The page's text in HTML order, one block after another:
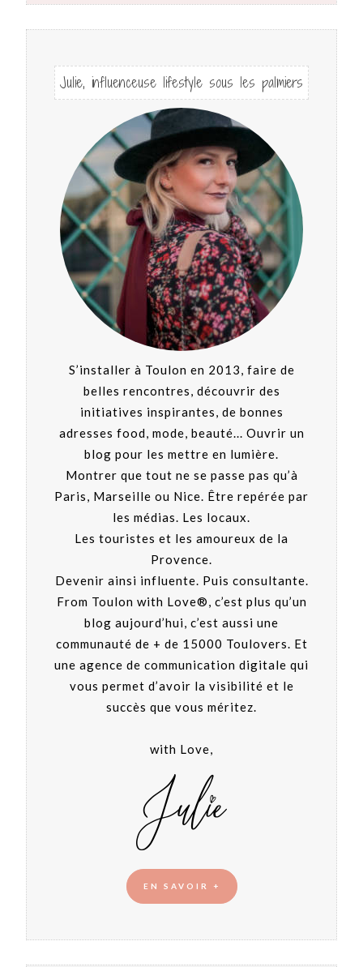
Julie, influenceuse lifestyle sous les palmiers
S’installer à Toulon en 2013, faire de
belles rencontres, découvrir des
initiatives inspirantes, de bonnes
adresses food, mode, beauté... Ouvrir un
blog pour les mettre en lumière.
Montrer que tout ne se passe pas qu’à
Paris, Marseille ou Nice. Être repérée par
les médias. Les locaux.
Les touristes et les amoureux de la
Provence.
Devenir ainsi influente. Puis consultante.
From Toulon with Love®, c’est plus qu’un
blog aujourd’hui, c’est aussi une
communauté de + de 15000 Toulovers. Et
une agence de communication digitale qui
vous permet d’avoir la visibilité et le
succès que vous méritez.
with Love,
EN SAVOIR +